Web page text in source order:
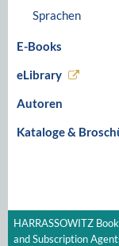
Sprachen
E-Books
eLibrary
Autoren
Kataloge &
HARRASSOWITZ
and Subscription